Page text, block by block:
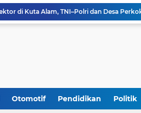
Otomotif Pendidikan Politik